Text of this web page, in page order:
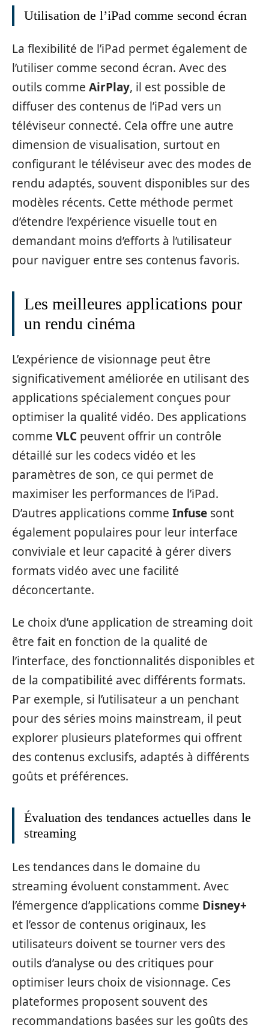
Utilisation de l’iPad comme second écran
La flexibilité de l’iPad permet également de
l’utiliser comme second écran. Avec des
outils comme AirPlay, il est possible de
diffuser des contenus de l’iPad vers un
téléviseur connecté. Cela offre une autre
dimension de visualisation, surtout en
configurant le téléviseur avec des modes de
rendu adaptés, souvent disponibles sur des
modèles récents. Cette méthode permet
d’étendre l’expérience visuelle tout en
demandant moins d’efforts à l’utilisateur
pour naviguer entre ses contenus favoris.
Les meilleures applications pour
un rendu cinéma
L’expérience de visionnage peut être
significativement améliorée en utilisant des
applications spécialement conçues pour
optimiser la qualité vidéo. Des applications
comme VLC peuvent offrir un contrôle
détaillé sur les codecs vidéo et les
paramètres de son, ce qui permet de
maximiser les performances de l’iPad.
D’autres applications comme Infuse sont
également populaires pour leur interface
conviviale et leur capacité à gérer divers
formats vidéo avec une facilité
déconcertante.
Le choix d’une application de streaming doit
être fait en fonction de la qualité de
l’interface, des fonctionnalités disponibles et
de la compatibilité avec différents formats.
Par exemple, si l’utilisateur a un penchant
pour des séries moins mainstream, il peut
explorer plusieurs plateformes qui offrent
des contenus exclusifs, adaptés à différents
goûts et préférences.
Évaluation des tendances actuelles dans le
streaming
Les tendances dans le domaine du
streaming évoluent constamment. Avec
l’émergence d’applications comme Disney+
et l’essor de contenus originaux, les
utilisateurs doivent se tourner vers des
outils d’analyse ou des critiques pour
optimiser leurs choix de visionnage. Ces
plateformes proposent souvent des
recommandations basées sur les goûts des